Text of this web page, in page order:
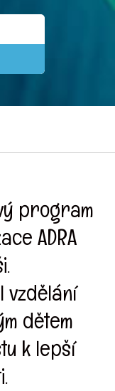
program
ADRA
vzdělání
dětem
k lepší